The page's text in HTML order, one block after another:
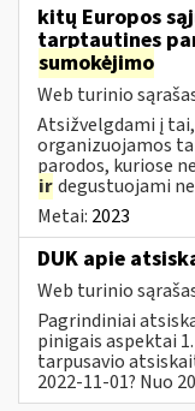
kitų Europos
tarptautines
sumokėjimo
Web turinio
Atsižvelgdami į
organizuojamos
parodos, kuriose
irdegustuojami
Metai: 2023
DUK apie
Web turinio
Pagrindiniai
pinigais aspektai
tarpusavio
2022-11-01? Nuo